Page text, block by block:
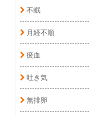
不眠
月経不順
瘀血
吐き気
無排卵